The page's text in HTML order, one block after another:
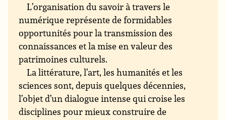
L’organisation du savoir à travers le
numérique représente de formidables
opportunités pour la transmission des
connaissances et la mise en valeur des
patrimoines culturels.
La littérature, l’art, les humanités et les
sciences sont, depuis quelques décennies,
l’objet d’un dialogue intense qui croise les
disciplines pour mieux construire de